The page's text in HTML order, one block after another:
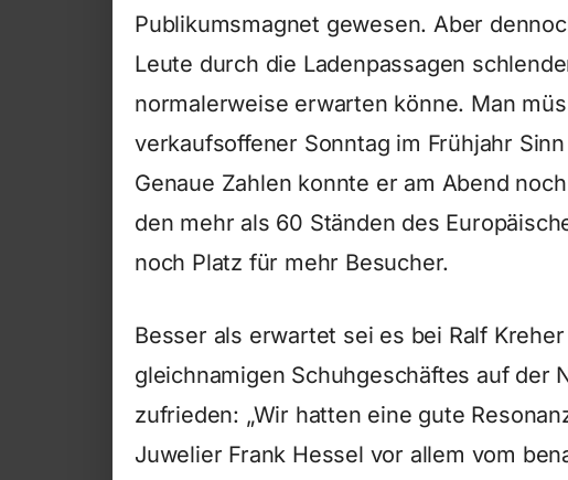
Publikumsmagnet gewesen. Aber
Leute durch die Ladenpassagen
normalerweise erwarten könne. Man
verkaufsoffener Sonntag im Frühjahr
Genaue Zahlen konnte er am Abend
den mehr als 60 Ständen des
noch Platz für mehr Besucher.
Besser als erwartet sei es bei Ralf
gleichnamigen Schuhgeschäftes auf der
zufrieden: „Wir hatten eine gute
Juwelier Frank Hessel vor allem vom